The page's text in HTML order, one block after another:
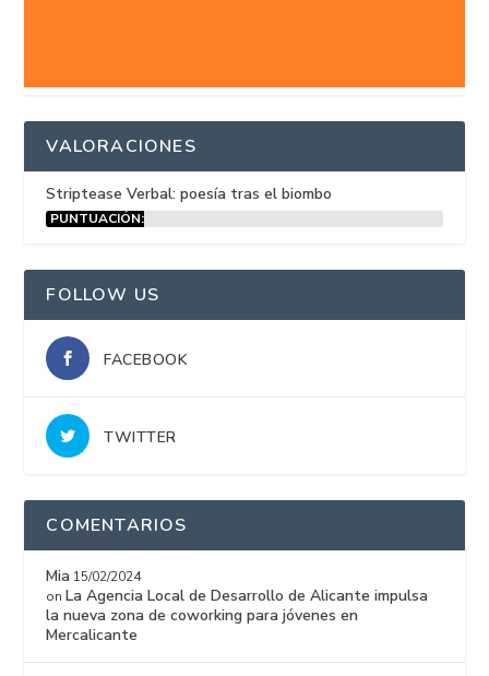
VALORACIONES
Striptease Verbal: poesía tras el biombo
PUNTUACIÓN:
FOLLOW US
FACEBOOK
TWITTER
COMENTARIOS
Mia 15/02/2024
on La Agencia Local de Desarrollo de Alicante impulsa
la nueva zona de coworking para jóvenes en
Mercalicante